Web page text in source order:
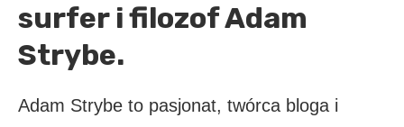
surfer i filozof Adam
Strybe.
Adam Strybe to pasjonat, twórca bloga i